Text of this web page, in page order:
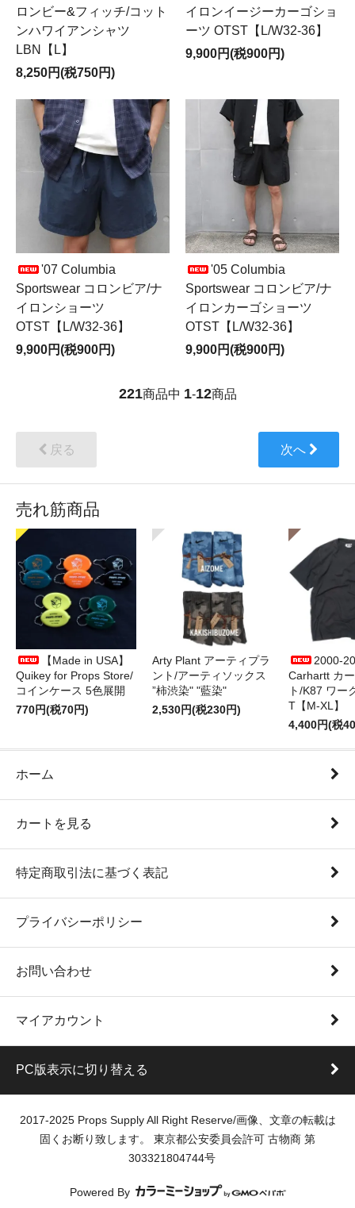
ロンビー&フィッチ/コット
ンハワイアンシャツ
LBN【L】
8,250円(税750円)
イロンイージーカーゴショ
ーツ OTST【L/W32-36】
9,900円(税900円)
'07 Columbia
Sportswear コロンビア/ナ
イロンショーツ
OTST【L/W32-36】
9,900円(税900円)
'05 Columbia
Sportswear コロンビア/ナ
イロンカーゴショーツ
OTST【L/W32-36】
9,900円(税900円)
221商品中 1-12商品
戻る 次へ
売れ筋商品
【Made in USA】
Quikey for Props Store/
コインケース 5色展開
770円(税70円)
Arty Plant アーティプラ
ント/アーティソックス
”柿渋染" "藍染"
2,530円(税230円)
2000-
Carhartt カ
ト/K87 ワー
T【M-XL】
4,400円(税
ホーム
カートを見る
特定商取引法に基づく表記
プライバシーポリシー
お問い合わせ
マイアカウント
PC版表示に切り替える
2017-2025 Props Supply All Right Reserve/画像、文章の転載は
固くお断り致します。 東京都公安委員会許可 古物商 第
303321804744号
Powered By